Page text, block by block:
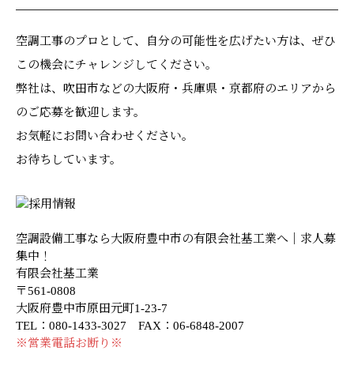
空調工事のプロとして、自分の可能性を広げたい方は、ぜひ
この機会にチャレンジしてください。
弊社は、吹田市などの大阪府・兵庫県・京都府のエリアから
のご応募を歓迎します。
お気軽にお問い合わせください。
お待ちしています。
空調設備工事なら大阪府豊中市の有限会社基工業へ｜求人募
集中！
有限会社基工業
〒561-0808
大阪府豊中市原田元町1-23-7
TEL：080-1433-3027 FAX：06-6848-2007
※営業電話お断り※